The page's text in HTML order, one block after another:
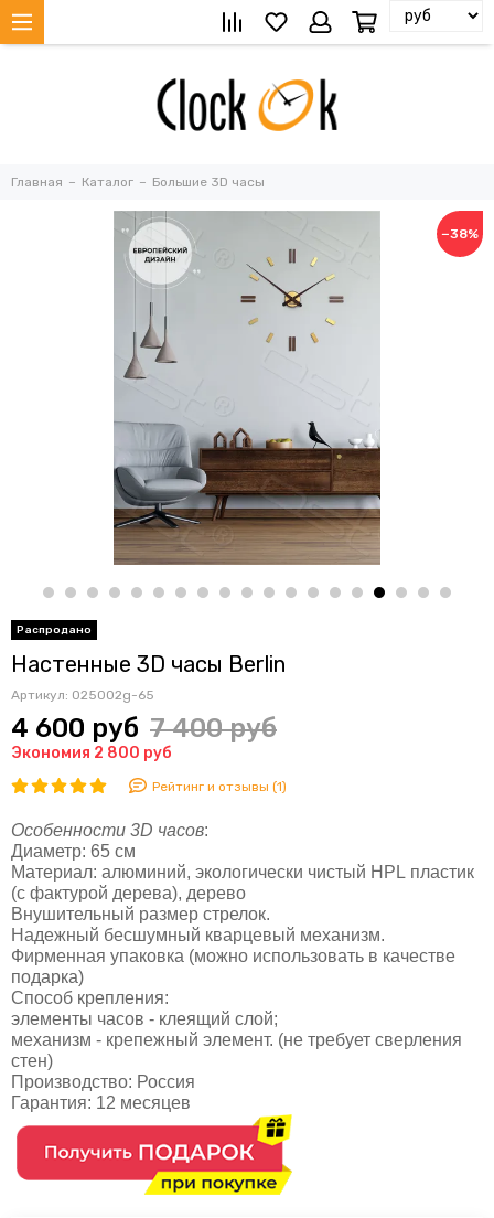
Главная Каталог Большие 3D часы
−38%
Настенные 3D часы Berlin
Артикул: 025002g-65
4 600 руб 7 400 руб
Экономия 2 800 руб
Рейтинг и отзывы (1)
Особенности 3D часов:
Диаметр: 65 см
Материал: алюминий, экологически чистый HPL пластик
(с фактурой дерева), дерево
Внушительный размер стрелок.
Надежный бесшумный кварцевый механизм.
Фирменная упаковка (можно использовать в качестве
подарка)
Способ крепления:
элементы часов - клеящий слой;
механизм - крепежный элемент. (не требует сверления
стен)
Производство: Россия
Гарантия: 12 месяцев